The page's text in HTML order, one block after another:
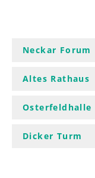
Neckar Forum
Altes Rathaus
Osterfeldhalle
Dicker Turm